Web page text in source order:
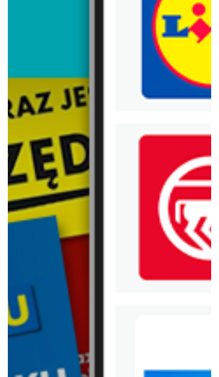
Trafiłeś na nieaktualną gazetkę
Zobacz aktualne gazetki Blix!
od dziś
Intermarche
już za 7 dni
WIĘCEJ GAZETEK